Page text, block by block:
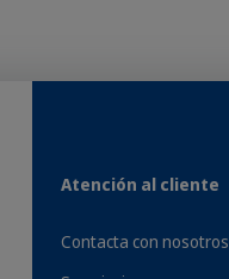
Atención al cliente
Contacta con nosotros